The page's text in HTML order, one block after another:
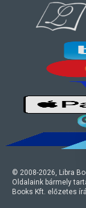
© 2008-2026, Libra
Oldalaink bármely
Books Kft. előzetes